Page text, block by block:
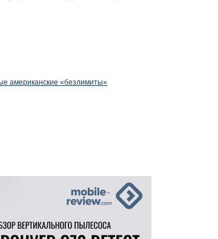
американские «безлимиты»